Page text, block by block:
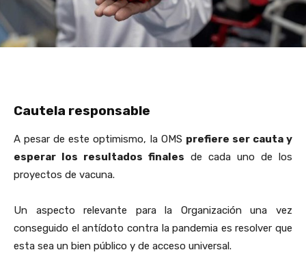
Cautela responsable
A pesar de este optimismo, la OMS prefiere ser cauta y
esperar los resultados finales de cada uno de los
proyectos de vacuna.
Un aspecto relevante para la Organización una vez
conseguido el antídoto contra la pandemia es resolver que
esta sea un bien público y de acceso universal.